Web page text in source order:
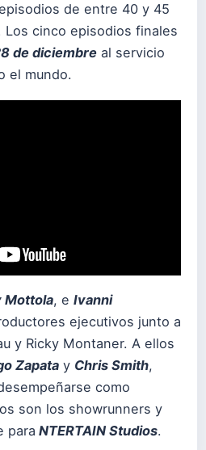
de entre 40 y 45
Los cinco episodios finales
de diciembre al servicio
el mundo.
Mottola, e Ivanni
ejecutivos junto a
y Ricky Montaner. A ellos
Zapata y Chris Smith,
como
son los showrunners y
para NTERTAIN Studios.